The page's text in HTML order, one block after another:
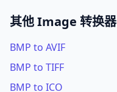
其他 Image 转换器
BMP to AVIF
BMP to TIFF
BMP to ICO